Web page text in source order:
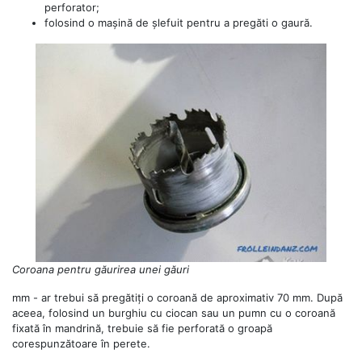
perforator;
folosind o mașină de șlefuit pentru a pregăti o gaură.
Coroana pentru găurirea unei găuri
mm - ar trebui să pregătiți o coroană de aproximativ 70 mm. După
aceea, folosind un burghiu cu ciocan sau un pumn cu o coroană
fixată în mandrină, trebuie să fie perforată o groapă
corespunzătoare în perete.